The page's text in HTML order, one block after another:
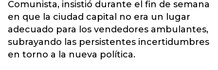
Comunista, insistió durante el fin de semana
en que la ciudad capital no era un lugar
adecuado para los vendedores ambulantes,
subrayando las persistentes incertidumbres
en torno a la nueva política.